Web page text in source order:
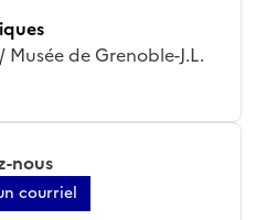
de Grenoble-J.L.
nous
courriel